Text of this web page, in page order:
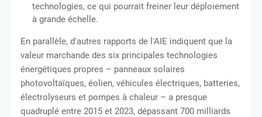
technologies, ce qui pourrait freiner leur déploiement
à grande échelle.
En parallèle, d'autres rapports de l'AIE indiquent que la
valeur marchande des six principales technologies
énergétiques propres – panneaux solaires
photovoltaïques, éolien, véhicules électriques, batteries,
électrolyseurs et pompes à chaleur – a presque
quadruplé entre 2015 et 2023, dépassant 700 milliards